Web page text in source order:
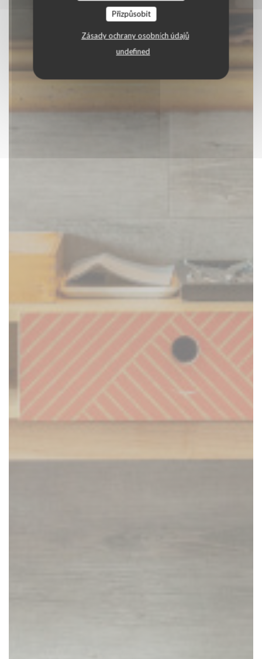
Přizpůsobit
Zásady ochrany osobních údajů
undefined
REZERVOVAT STŮL